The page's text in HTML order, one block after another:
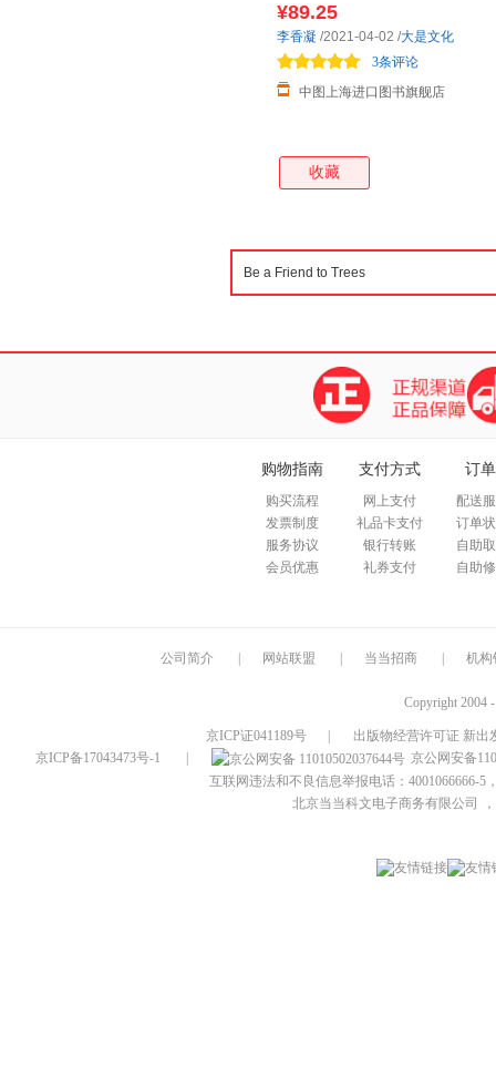
¥89.25
中图上海进口图书旗舰店
3条评论
李香凝 /2021-04-02 /大是文化
收藏
购物指南
购买流程
发票制度
服务协议
会员优惠
支付方式
网上支付
礼品卡支付
银行转账
礼券支付
订
配送
订单
自助
自助
公司简介 网站联盟 当当招商 机构
Copyright 2004
京ICP证041189号
出版物经营许可证 新出
京ICP备17043473号-1
京公网安备
互联网违法和不良信息举报电话：4001066666-5
北京当当科文电子商务有限公司